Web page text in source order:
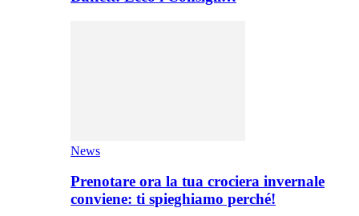
News
Prenotare ora la tua crociera invernale
conviene: ti spieghiamo perché!